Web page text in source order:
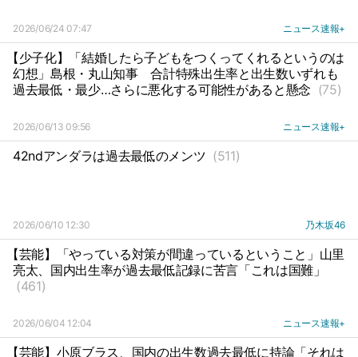
2026/06/24 07:47 ニュース速報+
【少子化】「結婚したら子どもをつくってくれるというのは
幻想」島根・丸山知事
合計特殊出生率と出生数いずれも
過去最低・最少…さらに悪化する可能性があると懸念 (75)
2026/06/13 09:56 ニュース速報+
42ndアンダラは過去最低のメンツ (511)
2026/06/10 12:30 乃木坂46
【芸能】「やっている対策が間違っているということ」山里
亮太、国内出生率が過去最低記録に苦言「これは国難」
(461)
2026/06/04 12:04 ニュース速報+
【芸能】小原ブラス、国内の出生数過去最低に持論「それは